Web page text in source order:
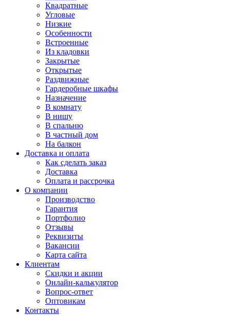
Квадратные
Угловые
Низкие
Особенности
Встроенные
Из кладовки
Закрытые
Открытые
Раздвижные
Гардеробные шкафы
Назначение
В комнату
В нишу
В спальню
В частный дом
На балкон
Доставка и оплата
Как сделать заказ
Доставка
Оплата и рассрочка
О компании
Производство
Гарантия
Портфолио
Отзывы
Реквизиты
Вакансии
Карта сайта
Клиентам
Скидки и акции
Онлайн-калькулятор
Вопрос-ответ
Оптовикам
Контакты